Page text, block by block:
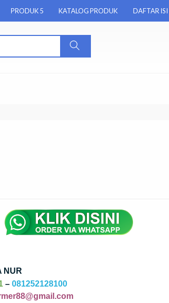
PRODUK 5 KATALOG PRODUK DAFTAR ISI
NUR
– 081252128100